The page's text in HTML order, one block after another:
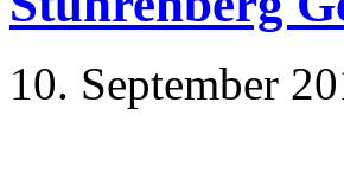
10. September